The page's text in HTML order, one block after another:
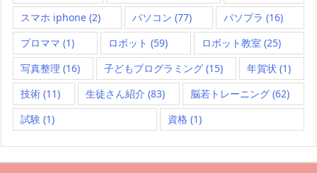
スマホ iphone (2) パソコン (77) パソプラ (16)
プロママ (1) ロボット (59) ロボット教室 (25)
写真整理 (16) 子どもプログラミング (15) 年賀状 (1)
技術 (11) 生徒さん紹介 (83) 脳若トレーニング (62)
試験 (1) 資格 (1)